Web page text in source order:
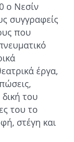
ο Νεσίν
συγγραφείς
που
έργα,
του
του το
στέγη και